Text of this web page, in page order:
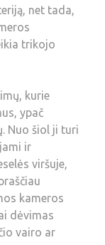
net tada,
trikojo
kurie
ypač
Nuo šiol ji turi
ir
viršuje,
kameros
dėvimas
vairo ar